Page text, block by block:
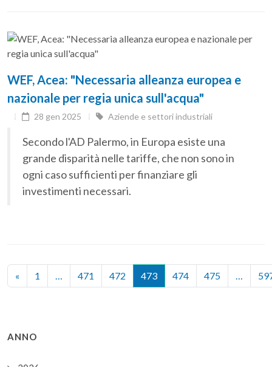
WEF, Acea: "Necessaria alleanza europea e
nazionale per regia unica sull'acqua"
28 gen 2025 Aziende e settori industriali
Secondo l'AD Palermo, in Europa esiste una
grande disparità nelle tariffe, che non sono in
ogni caso sufficienti per finanziare gli
investimenti necessari.
« 1 … 471 472 473 474 475 …
ANNO